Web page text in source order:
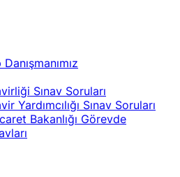
Sınav Soruları
Yardımcılığı Sınav Soruları
Bakanlığı Görevde